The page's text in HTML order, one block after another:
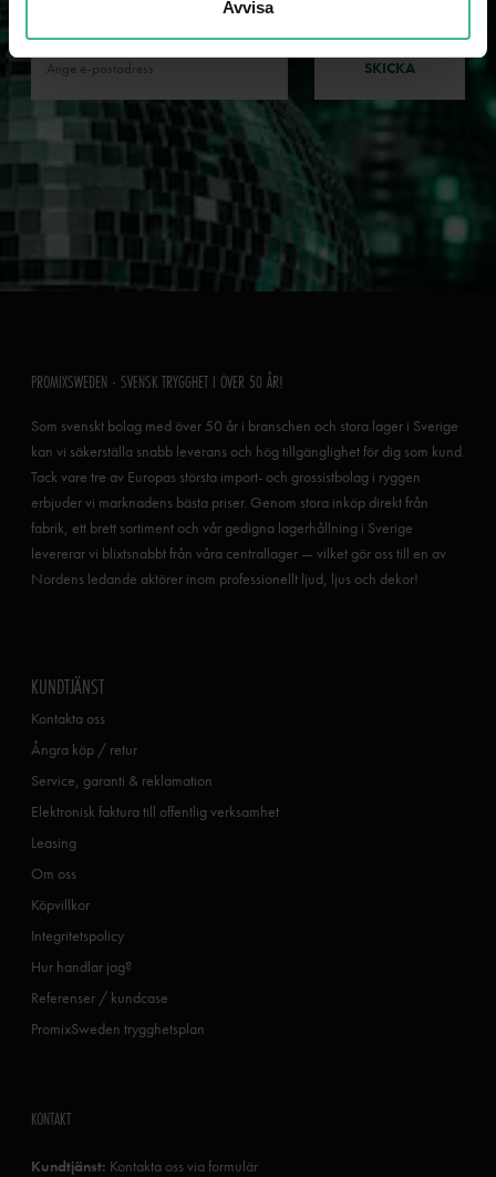
Avvisa
nyheter och kampanjer!
SKICKA
PROMIXSWEDEN - SVENSK TRYGGHET I ÖVER 50 ÅR!
Som svenskt bolag med över 50 år i branschen och stora lager i Sverige
kan vi säkerställa snabb leverans och hög tillgänglighet för dig som kund.
Tack vare tre av Europas största import- och grossistbolag i ryggen
erbjuder vi marknadens bästa priser. Genom stora inköp direkt från
fabrik, ett brett sortiment och vår gedigna lagerhållning i Sverige
levererar vi blixtsnabbt från våra centrallager — vilket gör oss till en av
Nordens ledande aktörer inom professionellt ljud, ljus och dekor!
KUNDTJÄNST
Kontakta oss
Ångra köp / retur
Service, garanti & reklamation
Elektronisk faktura till offentlig verksamhet
Leasing
Om oss
Köpvillkor
Integritetspolicy
Hur handlar jag?
Referenser / kundcase
PromixSweden trygghetsplan
KONTAKT
Kundtjänst: Kontakta oss via formulär